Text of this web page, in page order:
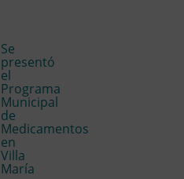
Se
presentó
el
Programa
Municipal
de
Medicamentos
en
Villa
María